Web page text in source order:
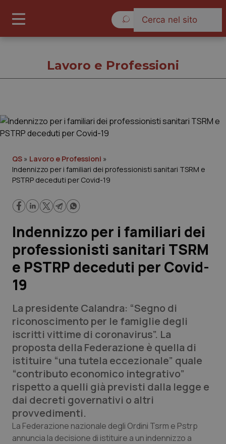
Governo e Parlamento
Regioni e Asl
Lavoro e Professioni
Scienza e Farmaci
Studi e Analisi
Lettere al direttore
Edizioni Regionali
QS Pro
Professionisti Sanitari.AI
Abruzzo
Basilicata
QS Pro Gold
Artrite & artrosi
QS Club Newsletter
Lavoro e Professioni
QS » Lavoro e Professioni »
Indennizzo per i familiari dei professionisti sanitari TSRM e
PSTRP deceduti per Covid-19
Indennizzo per i familiari dei
professionisti sanitari TSRM
e PSTRP deceduti per Covid-
19
La presidente Calandra: “Segno di
riconoscimento per le famiglie degli
iscritti vittime di coronavirus”. La
proposta della Federazione è quella di
istituire “una tutela eccezionale” quale
“contributo economico integrativo”
rispetto a quelli già previsti dalla legge e
dai decreti governativi o altri
provvedimenti.
La Federazione nazionale degli Ordini Tsrm e Pstrp
annuncia la decisione di istituire a un indennizzo a